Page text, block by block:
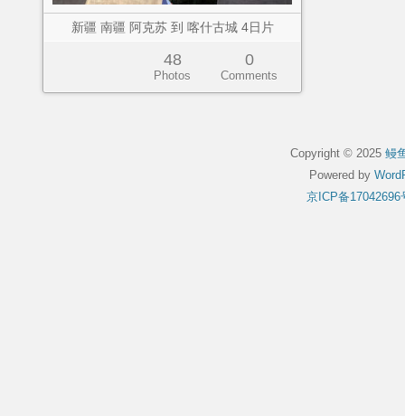
新疆 南疆 阿克苏 到 喀什古城 4日片
48
Photos
0
Comments
Copyright © 2025 鳗
Powered by
京ICP备17042696